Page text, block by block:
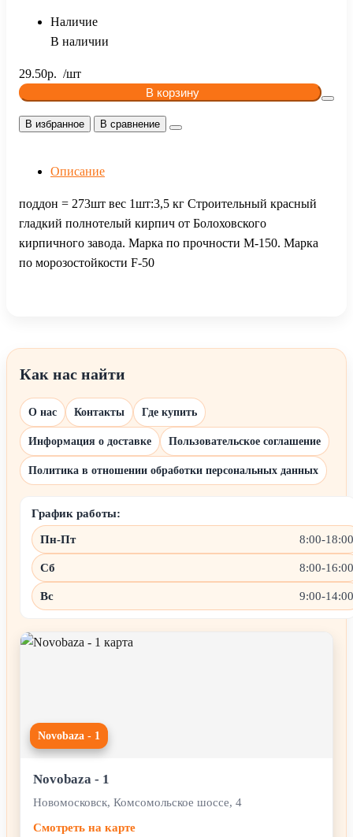
Наличие
В наличии
29.50р.
В корзину
В избранное В сравнение
Описание
поддон = 273шт вес 1шт:3,5 кг Cтроительный красный
гладкий полнотелый кирпич от Болоховского
кирпичного завода. Марка по прочности М-150. Марка
по морозостойкости F-50
Как нас найти
О нас Контакты Где купить
Информация о доставке Пользовательское соглашение
Политика в отношении обработки персональных данных
График работы:
Пн-Пт
8:00-18:00
Сб 8:00-16:00
Вс 9:00-14:00
Novobaza - 1
Novobaza - 1
Новомосковск, Комсомольское шоссе, 4
Смотреть на карте